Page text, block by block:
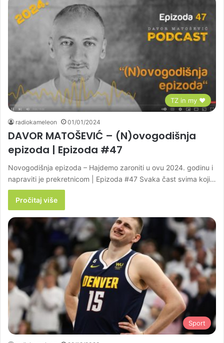
TZ in my ♥
radiokameleon 01/01/2024
DAVOR MATOŠEVIĆ – (N)ovogodišnja
epizoda | Epizoda #47
Novogodišnja epizoda – Hajdemo zaroniti u ovu 2024. godinu i
napraviti je prekretnicom | Epizoda #47 Svaka čast svima koji…
Pročitaj više
Sport